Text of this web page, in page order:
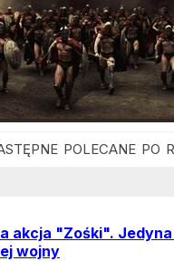
akcja "Zośki".
wojny